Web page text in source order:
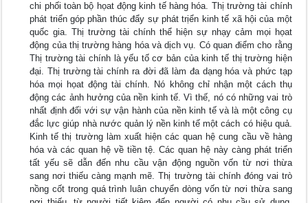
chi phối toàn bộ họat động kinh tế hàng hóa. Thị trường tài chính
phát triển góp phần thúc đẩy sự phát trịển kinh tế xã hội của một
quốc gia. Thị trường tài chính thể hiện sự nhạy cảm mọi họat
động của thị trường hàng hóa và dịch vụ. Có quan điểm cho rằng
Thị trường tài chính là yếu tố cơ bản của kinh tế thị trường hiện
đại. Thị trường tài chính ra đời đã làm đa dạng hóa và phức tạp
hóa mọi họat động tài chính. Nó không chỉ nhận một cách thụ
động các ảnh hưởng của nền kinh tế. Vì thế, nó có những vai trò
nhất định đối với sự vận hành của nền kinh tế và là một công cụ
đắc lực giúp nhà nước quản lý nền kinh tế một cách có hiệu quả.
Kinh tế thị trường làm xuất hiện các quan hệ cung cầu về hàng
hóa và các quan hệ về tiền tệ. Các quan hệ này càng phát triển
tất yếu sẽ dẫn đến nhu cầu vận động nguồn vốn từ nơi thừa
sang nơi thiếu càng mạnh mẽ. Thị trường tài chính đóng vai trò
nồng cốt trong quá trình luân chuyển dòng vốn từ nơi thừa sang